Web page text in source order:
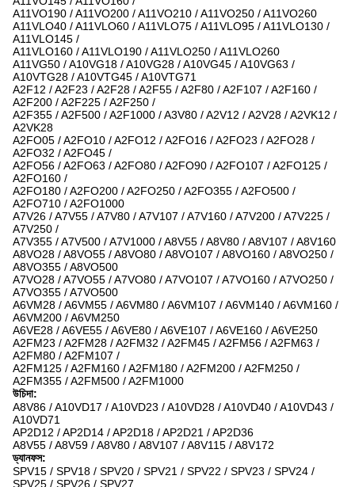
A11VO190 / A11VO200 / A11VO210 / A11VO250 / A11VO260
A11VLO40 / A11VLO60 / A11VLO75 / A11VLO95 / A11VLO130 /
A11VLO145 /
A11VLO160 / A11VLO190 / A11VLO250 / A11VLO260
A11VG50 / A10VG18 / A10VG28 / A10VG45 / A10VG63 /
A10VTG28 / A10VTG45 / A10VTG71
A2F12 / A2F23 / A2F28 / A2F55 / A2F80 / A2F107 / A2F160 /
A2F200 / A2F225 / A2F250 /
A2F355 / A2F500 / A2F1000 / A3V80 / A2V12 / A2V28 / A2VK12 /
A2VK28
A2FO05 / A2FO10 / A2FO12 / A2FO16 / A2FO23 / A2FO28 /
A2FO32 / A2FO45 /
A2FO56 / A2FO63 / A2FO80 / A2FO90 / A2FO107 / A2FO125 /
A2FO160 /
A2FO180 / A2FO200 / A2FO250 / A2FO355 / A2FO500 /
A2FO710 / A2FO1000
A7V26 / A7V55 / A7V80 / A7V107 / A7V160 / A7V200 / A7V225 /
A7V250 /
A7V355 / A7V500 / A7V1000 / A8V55 / A8V80 / A8V107 / A8V160
A8VO28 / A8VO55 / A8VO80 / A8VO107 / A8VO160 / A8VO250 /
A8VO355 / A8VO500
A7VO28 / A7VO55 / A7VO80 / A7VO107 / A7VO160 / A7VO250 /
A7VO355 / A7VO500
A6VM28 / A6VM55 / A6VM80 / A6VM107 / A6VM140 / A6VM160 /
A6VM200 / A6VM250
A6VE28 / A6VE55 / A6VE80 / A6VE107 / A6VE160 / A6VE250
A2FM23 / A2FM28 / A2FM32 / A2FM45 / A2FM56 / A2FM63 /
A2FM80 / A2FM107 /
A2FM125 / A2FM160 / A2FM180 / A2FM200 / A2FM250 /
A2FM355 / A2FM500 / A2FM1000
উচিদা:
A8V86 / A10VD17 / A10VD23 / A10VD28 / A10VD40 / A10VD43 /
A10VD71
AP2D12 / AP2D14 / AP2D18 / AP2D21 / AP2D36
A8V55 / A8V59 / A8V80 / A8V107 / A8V115 / A8V172
ড্যানফস:
SPV15 / SPV18 / SPV20 / SPV21 / SPV22 / SPV23 / SPV24 /
SPV25 / SPV26 / SPV27